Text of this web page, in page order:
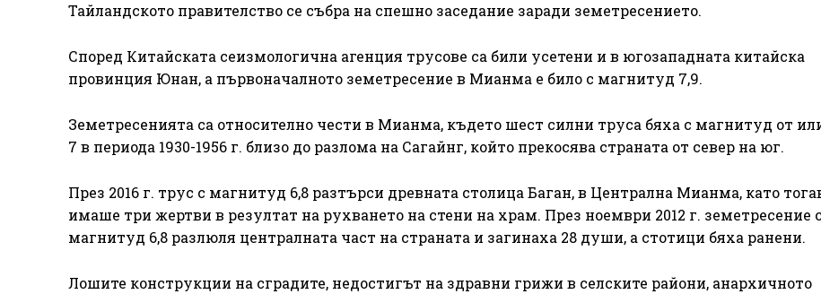
Тайландското правителство се събра на спешно заседание заради земетресението.
Според Китайската сеизмологична агенция трусове са били усетени и в югозападната китайска
провинция Юнан, а първоначалното земетресение в Мианма е било с магнитуд 7,9.
Земетресенията са относително чести в Мианма, където шест силни труса бяха с магнитуд от
7 в периода 1930-1956 г. близо до разлома на Сагайнг, който прекосява страната от север на юг.
През 2016 г. трус с магнитуд 6,8 разтърси древната столица Баган, в Централна Мианма, като
имаше три жертви в резултат на рухването на стени на храм. През ноември 2012 г. земетресение с
магнитуд 6,8 разлюля централната част на страната и загинаха 28 души, а стотици бяха ранени.
Лошите конструкции на сградите, недостигът на здравни грижи в селските райони, анархичното